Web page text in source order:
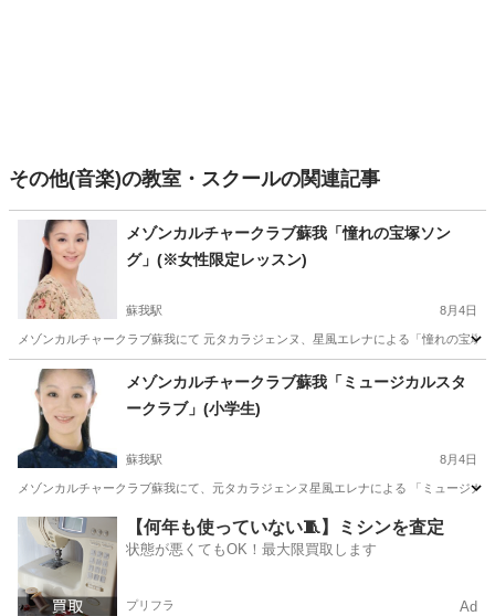
その他(音楽)の教室・スクールの関連記事
メゾンカルチャークラブ蘇我「憧れの宝塚ソン
グ」(※女性限定レッスン)
蘇我駅 8月4日
メゾンカルチャークラブ蘇我にて 元タカラジェンヌ、星風エレナによる「憧れの宝
千葉 千葉市 蘇我駅 音楽 カルチャークラブ
メゾンカルチャークラブ蘇我「ミュージカルスタ
ークラブ」(小学生)
蘇我駅 8月4日
メゾンカルチャークラブ蘇我にて、元タカラジェンヌ星風エレナによる 「ミュージ
千葉 千葉市 蘇我駅 ボーカル ミュージカル
【何年も使っていない🧵】ミシンを査定
状態が悪くてもOK！最大限買取します
プリフラ Ad